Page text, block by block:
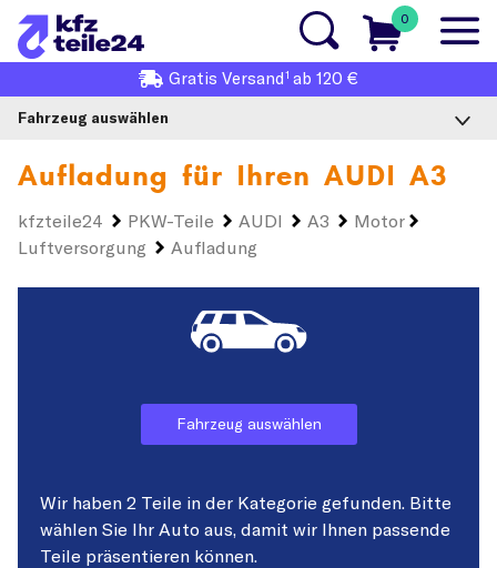
0
Gratis Versand1 ab 120 €
Fahrzeug auswählen
Aufladung für Ihren AUDI A3
kfzteile24 PKW-Teile AUDI A3
Motor
Luftversorgung
Aufladung
Fahrzeug auswählen
Wir haben 2 Teile in der Kategorie gefunden. Bitte
wählen Sie Ihr Auto aus, damit wir Ihnen passende
Teile präsentieren können.